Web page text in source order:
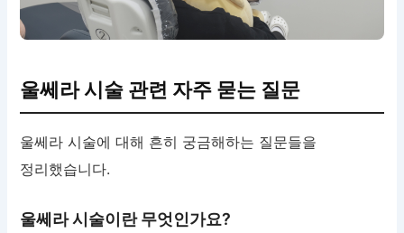
울쎄라 시술 관련 자주 묻는 질문
울쎄라 시술에 대해 흔히 궁금해하는 질문들을
정리했습니다.
울쎄라 시술이란 무엇인가요?